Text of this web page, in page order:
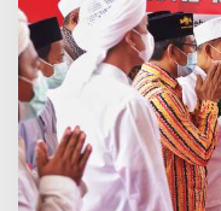
J
a
t
i
I
k
u
t